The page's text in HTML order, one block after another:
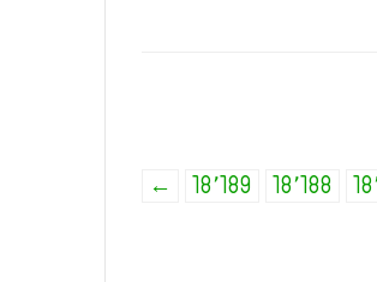
18٬188 18٬189 ←